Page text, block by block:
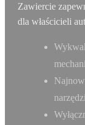
Zawiercie
dla właścicieli